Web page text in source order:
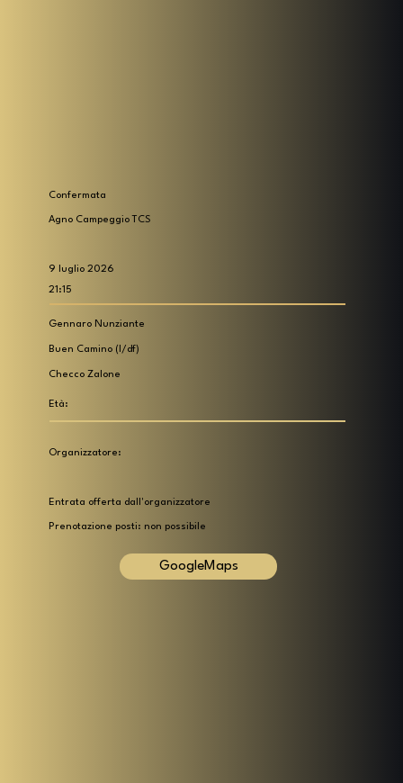
Confermata
9 luglio 2026
Agno Campeggio TCS
21:15
Entrata offerta dall'organizzatore
Gennaro Nunziante
Buen Camino (I/df)
Checco Zalone
Età:
Organizzatore:
Prenotazione posti: non possibile
GoogleMaps